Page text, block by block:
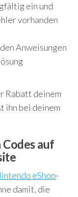
ein und
vorhanden
Anweisungen
Rabatt deinem
ihn bei deinem
auf
eShop-
damit, die